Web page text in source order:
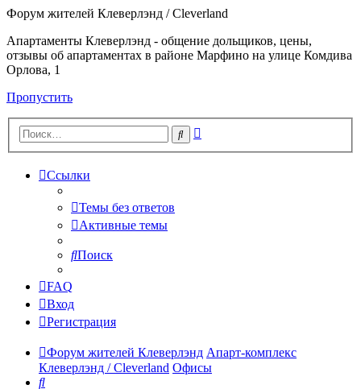
Форум жителей Клеверлэнд / Cleverland
Апартаменты Клеверлэнд - общение дольщиков, цены,
отзывы об апартаментах в районе Марфино на улице Комдива
Орлова, 1
Пропустить
Поиск
Ссылки
Темы без ответов
Активные темы
Поиск
FAQ
Вход
Регистрация
Форум жителей Клеверлэнд Апарт-комплекс
Клеверлэнд / Cleverland Офисы
Поиск